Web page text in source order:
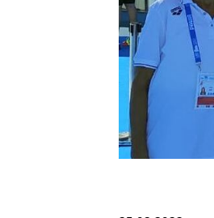
Vereinsfinder
Lizenzwesen
Zentrale
Anti-Doping
Recht auf